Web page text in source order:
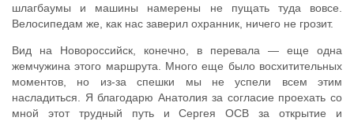
шлагбаумы и машины намерены не пущать туда вовсе.
Велосипедам же, как нас заверил охранник, ничего не грозит.
Вид на Новороссийск, конечно, в перевала — еще одна
жемчужина этого маршрута. Много еще было восхитительных
моментов, но из-за спешки мы не успели всем этим
насладиться. Я благодарю Анатолия за согласие проехать со
мной этот трудный путь и Сергея ОСВ за открытие и